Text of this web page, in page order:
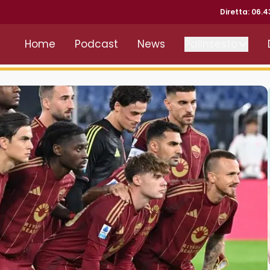
Diretta:
Home Podcast News